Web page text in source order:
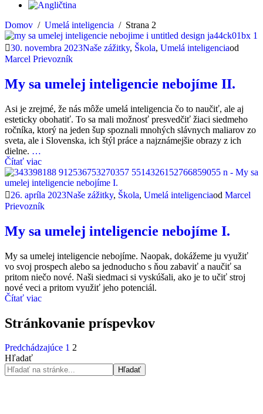
Domov Umelá inteligencia Strana 2
30. novembra 2023Naše zážitky, Škola, Umelá inteligenciaod
Marcel Prievozník
My sa umelej inteligencie nebojíme II.
Asi je zrejmé, že nás môže umelá inteligencia čo to naučiť, ale aj
esteticky obohatiť. To sa mali možnosť presvedčiť žiaci siedmeho
ročníka, ktorý na jeden šup spoznali mnohých slávnych maliarov zo
sveta, ale i Slovenska, ich štýl práce a najznámejšie obrazy z ich
dielne. …
Čítať viac
26. apríla 2023Naše zážitky, Škola, Umelá inteligenciaod Marcel
Prievozník
My sa umelej inteligencie nebojíme I.
My sa umelej inteligencie nebojíme. Naopak, dokážeme ju využiť
vo svoj prospech alebo sa jednoducho s ňou zabaviť a naučiť sa
pritom niečo nové. Naši siedmaci si vyskúšali, ako je to učiť stroj
nové veci a pritom využiť jeho potenciál.
Čítať viac
Stránkovanie príspevkov
Predchádzajúce 1 2
Hľadať
Hľadať